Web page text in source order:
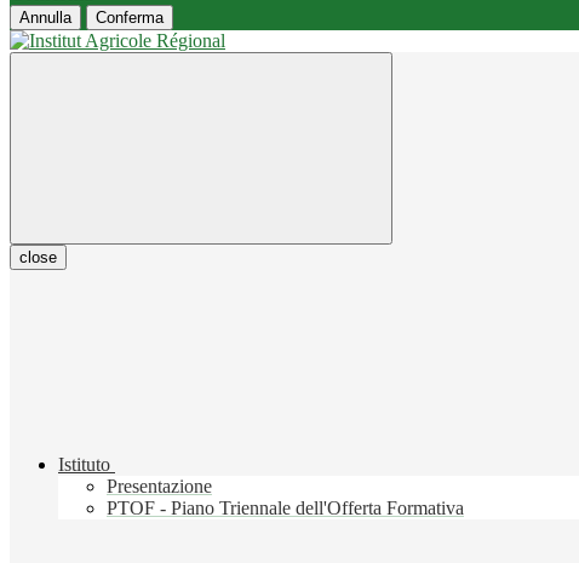
Annulla Conferma
close
Istituto
Presentazione
PTOF - Piano Triennale dell'Offerta Formativa